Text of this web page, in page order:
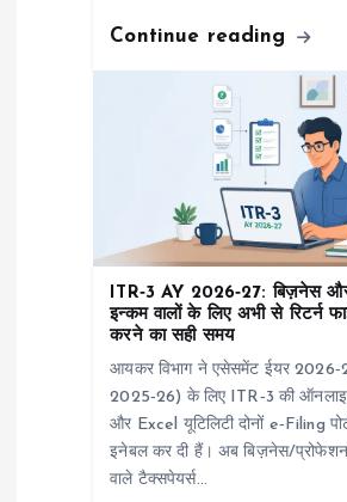
Continue reading
ITR‑3 AY 2026‑27: बिज़नेस
इन्कम वालों के लिए अभी से रिटर्न
करने का सही समय
आयकर विभाग ने एसेसमेंट ईयर
2025‑26) के लिए ITR‑3 की
और Excel यूटिलिटी दोनों e‑Filing
इनेबल कर दी हैं। अब बिज़नेस/
वाले टैक्सपेयर्स…